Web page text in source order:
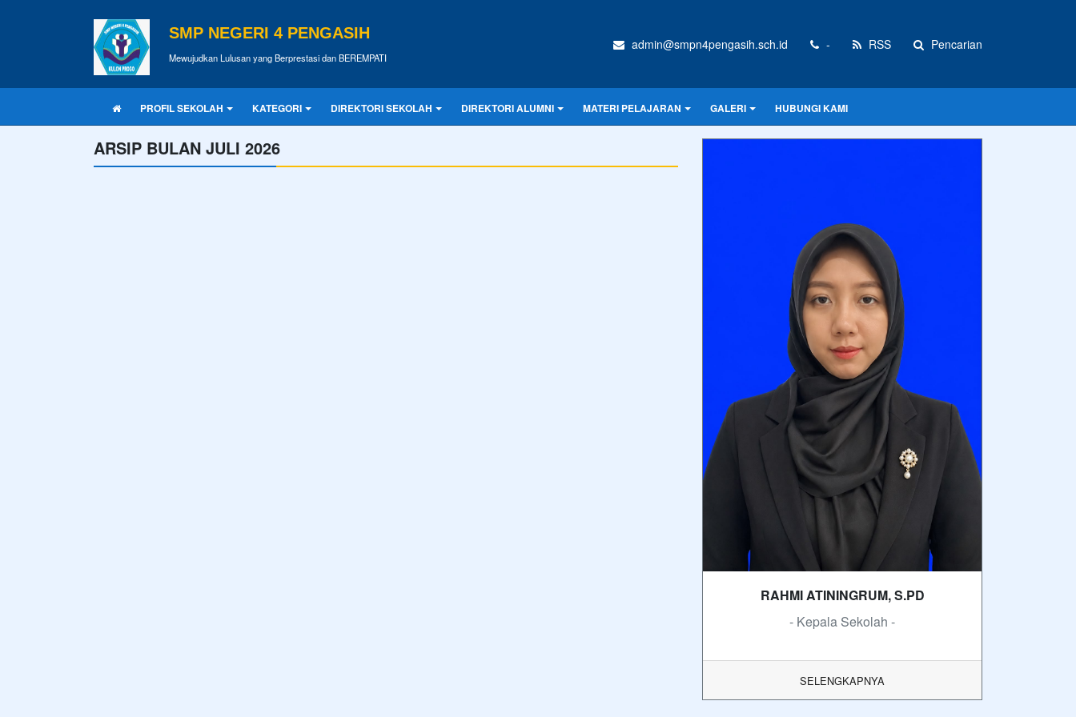
SMP NEGERI 4 PENGASIH
Mewujudkan Lulusan yang Berprestasi dan BEREMPATI
admin@smpn4pengasih.sch.id - RSS Pencarian
PROFIL SEKOLAH KATEGORI DIREKTORI SEKOLAH DIREKTORI ALUMNI MATERI PELAJARAN GALERI HUBUNGI KAMI
ARSIP BULAN JULI 2026
RAHMI ATININGRUM, S.PD
- Kepala Sekolah -
SELENGKAPNYA